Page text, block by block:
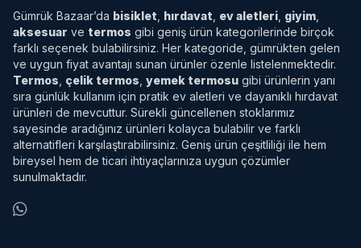
Gümrük Bazaar’da bisiklet hırdavat ev aletleri giyim
aksesuar ve termos gibi geniş ürün kategorilerinde birçok
farklı seçenek bulabilirsiniz. Her kategoride, gümrükten gelen
ve uygun fiyat avantajı sunan ürünler özenle listelenmektedir.
Termos çelik termos yemek termosu gibi ürünlerin yanı
sıra günlük kullanım için pratik ev aletleri ve dayanıklı hırdavat
ürünleri de mevcuttur. Sürekli güncellenen stoklarımız
sayesinde aradığınız ürünleri kolayca bulabilir ve farklı
alternatifleri karşılaştırabilirsiniz. Geniş ürün çeşitliliği ile hem
bireysel hem de ticari ihtiyaçlarınıza uygun çözümler
sunulmaktadır.